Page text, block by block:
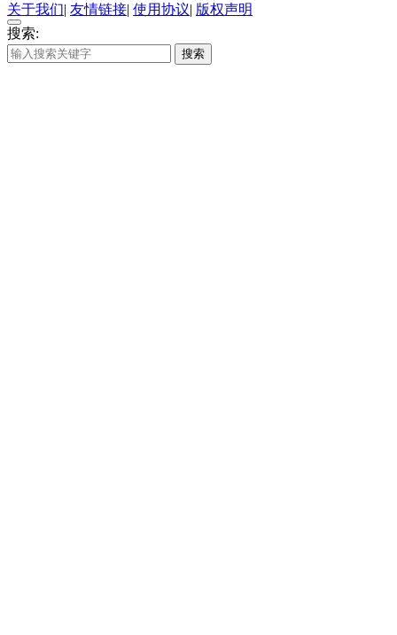
关于我们| 友情链接| 使用协议| 版权声明
搜索:
搜索